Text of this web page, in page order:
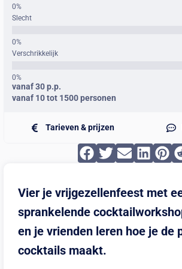
Vier je vrijgezellenfeest met
sprankelende
en je vrienden leren hoe je de
cocktails maakt.
Slecht
Verschrikkelijk
vanaf 30 p.p.
vanaf 10 tot 1500 personen
Tarieven & prijzen